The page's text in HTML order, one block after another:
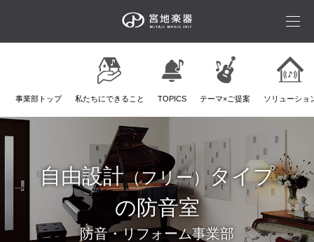
事業部トップ 私たちにできること TOPICS テーマ×ご提案 ソリューショ
自由設計（フリー）タイプ
の防音室
防音・リフォーム事業部